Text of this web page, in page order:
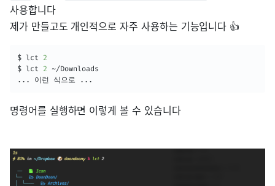
사용합니다
제가 만들고도 개인적으로 자주 사용하는 기능입니다 👍
$ lct 2
$ lct 2
.. . 이런 식으로 .. .
명령어를 실행하면 이렇게 볼 수 있습니다